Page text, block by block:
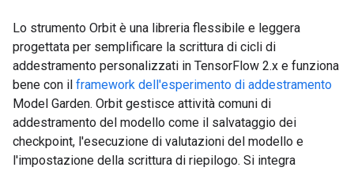
Lo strumento Orbit è una libreria flessibile e leggera
progettata per semplificare la scrittura di cicli di
addestramento personalizzati in TensorFlow 2.x e funziona
bene con il framework dell'esperimento di addestramento
Model Garden. Orbit gestisce attività comuni di
addestramento del modello come il salvataggio dei
checkpoint, l'esecuzione di valutazioni del modello e
l'impostazione della scrittura di riepilogo. Si integra